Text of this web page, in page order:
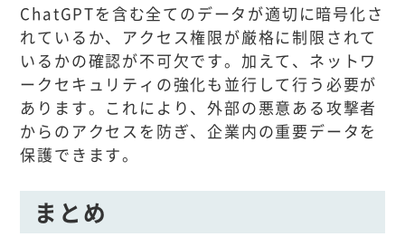
ChatGPTを含む全てのデータが適切に暗号化さ
れているか、アクセス権限が厳格に制限されて
いるかの確認が不可欠です。加えて、ネットワ
ークセキュリティの強化も並行して行う必要が
あります。これにより、外部の悪意ある攻撃者
からのアクセスを防ぎ、企業内の重要データを
保護できます。
まとめ